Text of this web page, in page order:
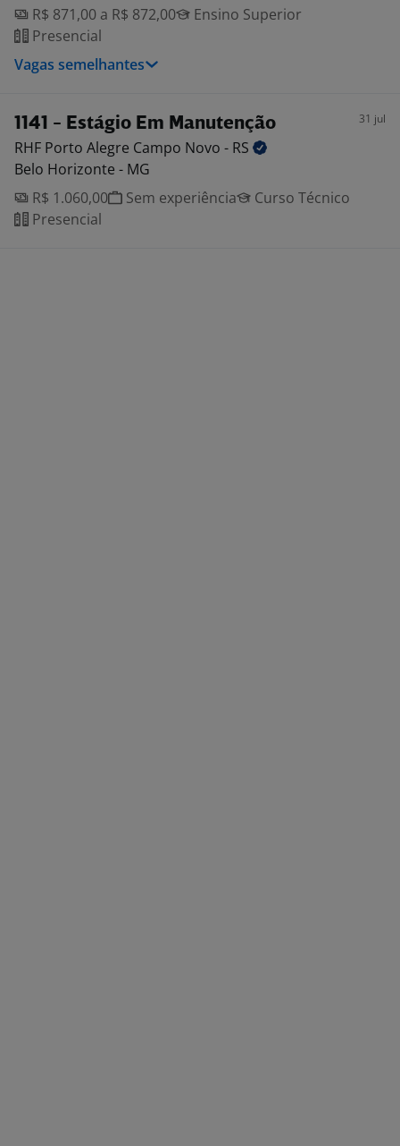
R$ 871,00 a R$ 872,00
Ensino Superior
Presencial
Vagas semelhantes
1141 - Estágio Em Manutenção 31 jul
RHF Porto Alegre Campo Novo - RS
Belo Horizonte - MG
R$ 1.060,00
Sem experiência
Curso Técnico
Presencial